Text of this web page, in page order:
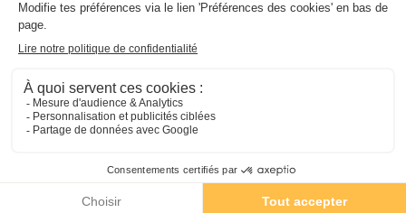
du19/09/2026au26/09/2026
Meilleur prix pour 7 nuits
Voir les hébergements